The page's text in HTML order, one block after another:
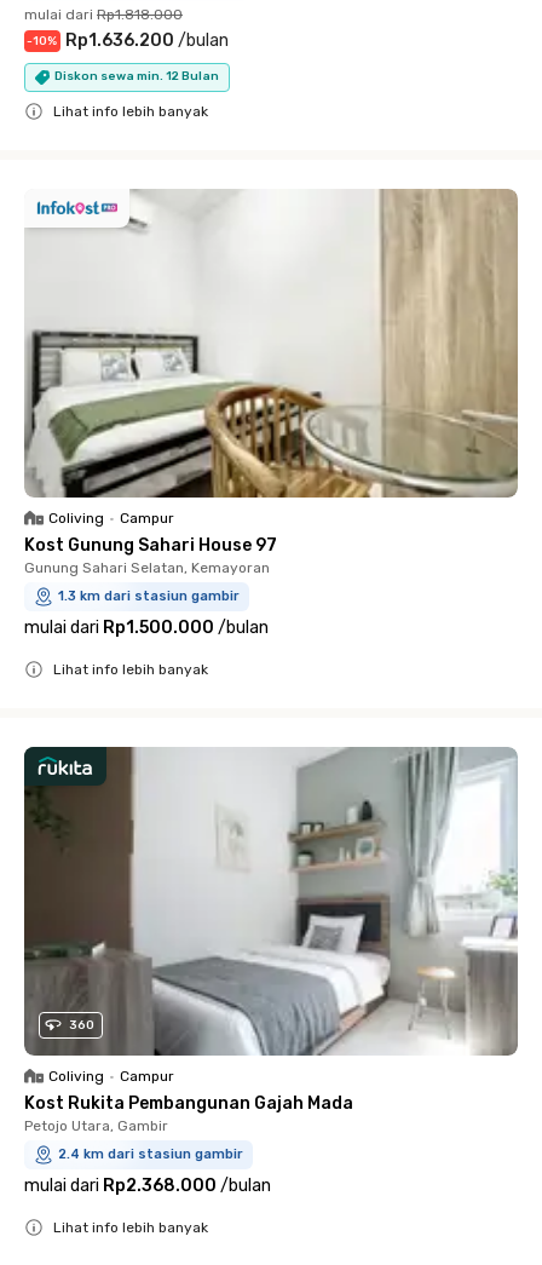
mulai dari Rp1.818.000
-10% Rp1.636.200 /bulan
Diskon sewa min. 12 Bulan
Lihat info lebih banyak
Coliving • Campur
Kost Gunung Sahari House 97
Gunung Sahari Selatan, Kemayoran
1.3 km dari stasiun gambir
mulai dari Rp1.500.000 /bulan
Lihat info lebih banyak
360
Coliving • Campur
Kost Rukita Pembangunan Gajah Mada
Petojo Utara, Gambir
2.4 km dari stasiun gambir
mulai dari Rp2.368.000 /bulan
Lihat info lebih banyak